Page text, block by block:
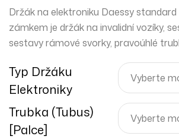
Držák na elektroniku Daessy standard
zámkem je držák na invalidní vozíky,
sestavy rámové svorky, pravoúhlé
uzamykacím systémem uchycení
Typ Držáku
Elektroniky
Trubka (tubus)
[palce]